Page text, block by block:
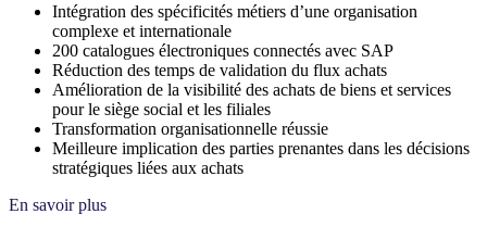
Intégration des spécificités métiers d’une organisation
complexe et internationale
200 catalogues électroniques connectés avec SAP
Réduction des temps de validation du flux achats
Amélioration de la visibilité des achats de biens et services
pour le siège social et les filiales
Transformation organisationnelle réussie
Meilleure implication des parties prenantes dans les décisions
stratégiques liées aux achats
En savoir plus